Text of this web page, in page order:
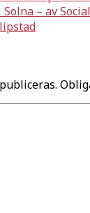
– av